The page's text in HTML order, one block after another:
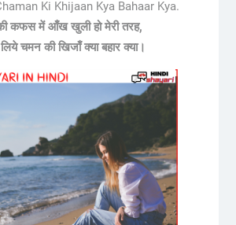
Ki Khijaan Kya Bahaar Kya.
कफस में आँख खुली हो मेरी तरह,
चमन की खिजाँ क्या बहार क्या।